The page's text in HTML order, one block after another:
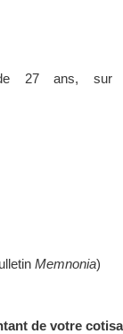
27 ans, sur
Memnonia)
de votre